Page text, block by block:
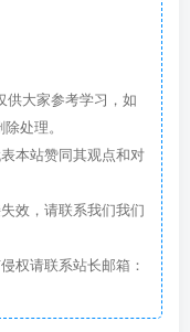
供大家参考学习，如
处理。
本站赞同其观点和对
效，请联系我们我们
权请联系站长邮箱：